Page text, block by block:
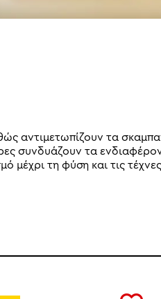
αντιμετωπίζουν τα
συνδυάζουν τα
μέχρι τη φύση και τις